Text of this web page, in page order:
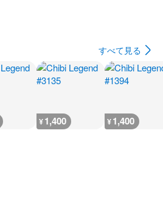
すべて見る
¥1,400 ¥1,400